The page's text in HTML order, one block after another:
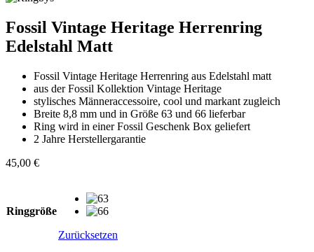
Fossil Vintage Heritage Herrenring
Edelstahl Matt
Fossil Vintage Heritage Herrenring aus Edelstahl matt
aus der Fossil Kollektion Vintage Heritage
stylisches Männeraccessoire, cool und markant zugleich
Breite 8,8 mm und in Größe 63 und 66 lieferbar
Ring wird in einer Fossil Geschenk Box geliefert
2 Jahre Herstellergarantie
45,00 €
Ringgröße
Zurücksetzen